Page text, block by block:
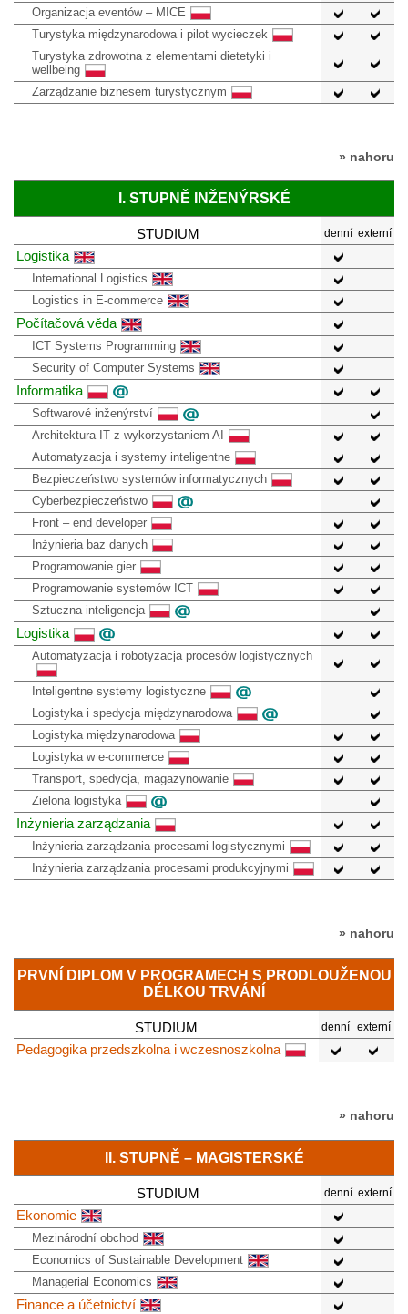
Organizacja eventów – MICE
Turystyka międzynarodowa i pilot wycieczek
Turystyka zdrowotna z elementami dietetyki i
wellbeing
Zarządzanie biznesem turystycznym
» nahoru
I. STUPNĚ INŽENÝRSKÉ
STUDIUM denní externí
Logistika
International Logistics
Logistics in E-commerce
Počítačová věda
ICT Systems Programming
Security of Computer Systems
Informatika
Softwarové inženýrství
Architektura IT z wykorzystaniem AI
Automatyzacja i systemy inteligentne
Bezpieczeństwo systemów informatycznych
Cyberbezpieczeństwo
Front – end developer
Inżynieria baz danych
Programowanie gier
Programowanie systemów ICT
Sztuczna inteligencja
Logistika
Automatyzacja i robotyzacja procesów logistycznych
Inteligentne systemy logistyczne
Logistyka i spedycja międzynarodowa
Logistyka międzynarodowa
Logistyka w e-commerce
Transport, spedycja, magazynowanie
Zielona logistyka
Inżynieria zarządzania
Inżynieria zarządzania procesami logistycznymi
Inżynieria zarządzania procesami produkcyjnymi
» nahoru
PRVNÍ DIPLOM V PROGRAMECH S PRODLOUŽENOU
DÉLKOU TRVÁNÍ
STUDIUM denní externí
Pedagogika przedszkolna i wczesnoszkolna
» nahoru
II. STUPNĚ – MAGISTERSKÉ
STUDIUM denní externí
Ekonomie
Mezinárodní obchod
Economics of Sustainable Development
Managerial Economics
Finance a účetnictví